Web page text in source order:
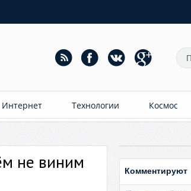
Интернет Технологии Космос
не виним
Комментируют